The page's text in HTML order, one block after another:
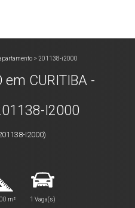
> 201138-i2000
em CURITIBA -
I2000
I2000)
m² 1 Vaga(s)